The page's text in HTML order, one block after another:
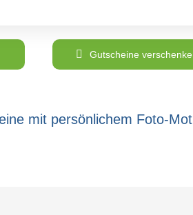
Gutscheine
mit persönlichem Foto-